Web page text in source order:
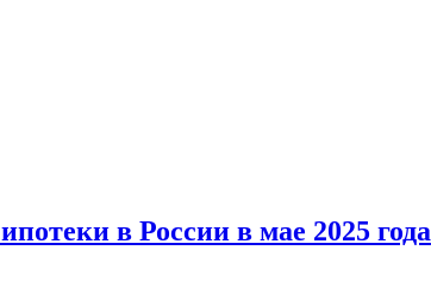
в России в мае 2025 года